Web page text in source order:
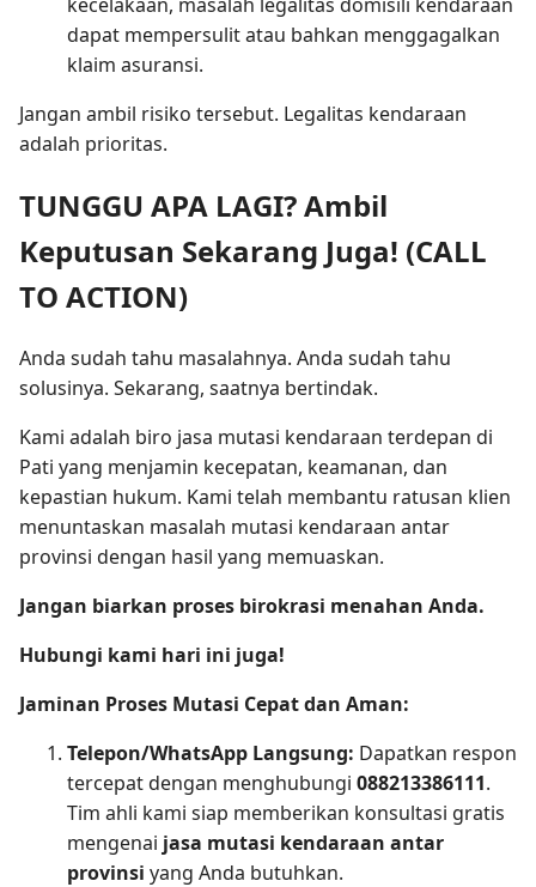
dapat mempersulit atau bahkan menggagalkan
klaim asuransi.
Jangan ambil risiko tersebut. Legalitas kendaraan
adalah prioritas.
TUNGGU APA LAGI? Ambil
Keputusan Sekarang Juga! (CALL
TO ACTION)
Anda sudah tahu masalahnya. Anda sudah tahu
solusinya. Sekarang, saatnya bertindak.
Kami adalah biro jasa mutasi kendaraan terdepan di
Pati yang menjamin kecepatan, keamanan, dan
kepastian hukum. Kami telah membantu ratusan klien
menuntaskan masalah mutasi kendaraan antar
provinsi dengan hasil yang memuaskan.
Jangan biarkan proses birokrasi menahan Anda.
Hubungi kami hari ini juga!
Jaminan Proses Mutasi Cepat dan Aman:
Telepon/WhatsApp Langsung: Dapatkan respon
tercepat dengan menghubungi 088213386111.
Tim ahli kami siap memberikan konsultasi gratis
mengenai jasa mutasi kendaraan antar
provinsi yang Anda butuhkan.